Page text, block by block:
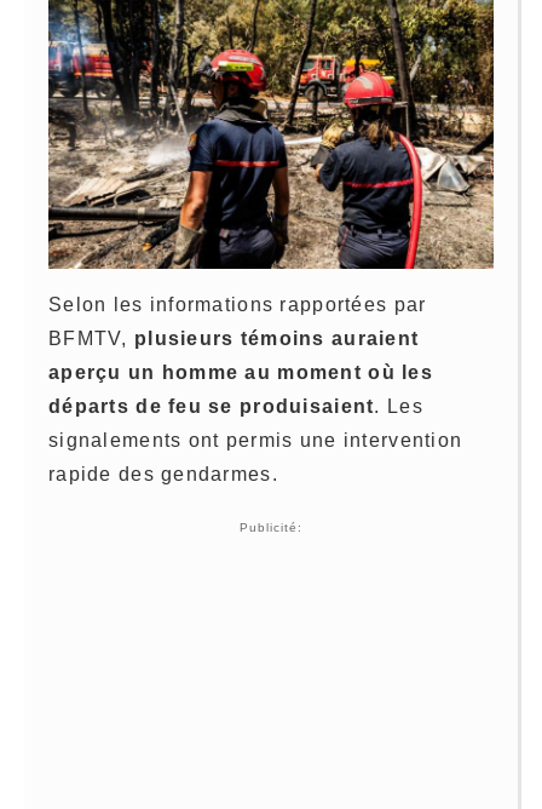
Selon les informations rapportées par
BFMTV, plusieurs témoins auraient
aperçu un homme au moment où les
départs de feu se produisaient. Les
signalements ont permis une intervention
rapide des gendarmes.
Publicité: